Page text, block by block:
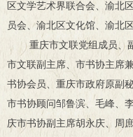
区文学艺术界联合会、渝北
员会、渝北区文化馆、渝北
重庆市文联党组成员、
市文联副主席、市书协主席
书协会员、重庆市政府原副
市书协顾问邹鲁滨、毛峰、
庆市书协副主席胡永庆、周